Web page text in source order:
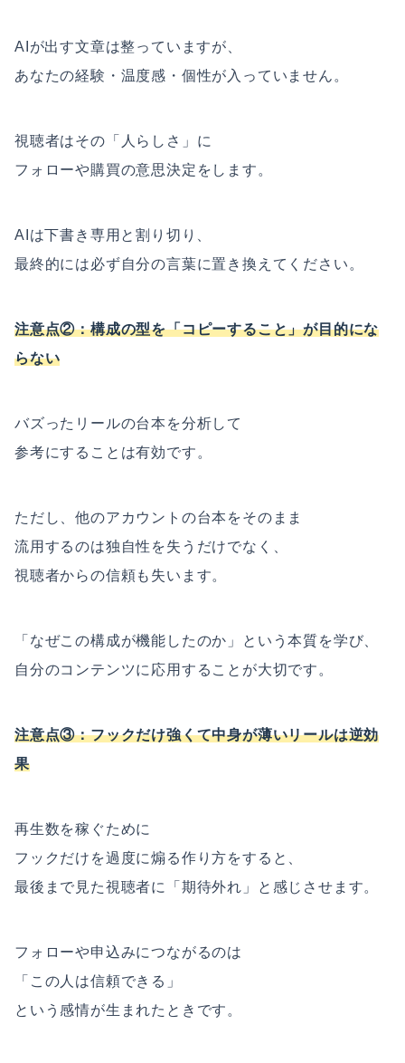
AIが出す文章は整っていますが、
あなたの経験・温度感・個性が入っていません。
視聴者はその「人らしさ」に
フォローや購買の意思決定をします。
AIは下書き専用と割り切り、
最終的には必ず自分の言葉に置き換えてください。
注意点②：構成の型を「コピーすること」が目的にな
らない
バズったリールの台本を分析して
参考にすることは有効です。
ただし、他のアカウントの台本をそのまま
流用するのは独自性を失うだけでなく、
視聴者からの信頼も失います。
「なぜこの構成が機能したのか」という本質を学び、
自分のコンテンツに応用することが大切です。
注意点③：フックだけ強くて中身が薄いリールは逆効
果
再生数を稼ぐために
フックだけを過度に煽る作り方をすると、
最後まで見た視聴者に「期待外れ」と感じさせます。
フォローや申込みにつながるのは
「この人は信頼できる」
という感情が生まれたときです。